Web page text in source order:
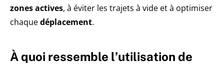
zones actives, à éviter les trajets à vide et à optimiser
chaquedéplacement.
À quoi ressemble l’utilisation de